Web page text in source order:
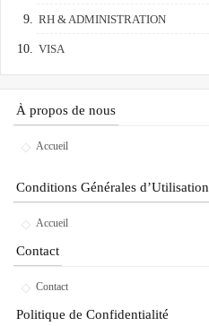
RH & ADMINISTRATION
VISA
À propos de nous
Accueil
Conditions Générales d’Utilisation
Accueil
Contact
Contact
Politique de Confidentialité